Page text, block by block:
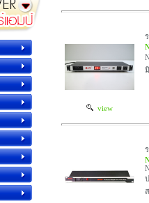
view